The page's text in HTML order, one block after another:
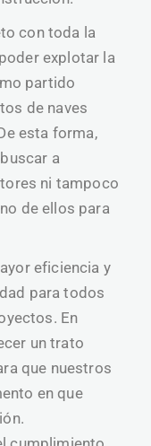
con toda la
explotar la
partido
de naves
esta forma,
a
ni tampoco
de ellos para
eficiencia y
para todos
En
un trato
que nuestros
en que